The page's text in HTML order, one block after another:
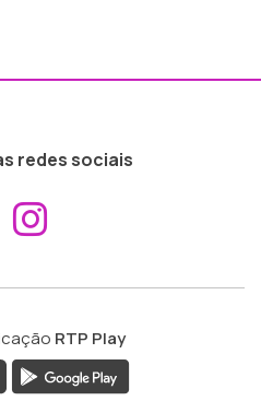
redes sociais
Aceder ao
RTP Play